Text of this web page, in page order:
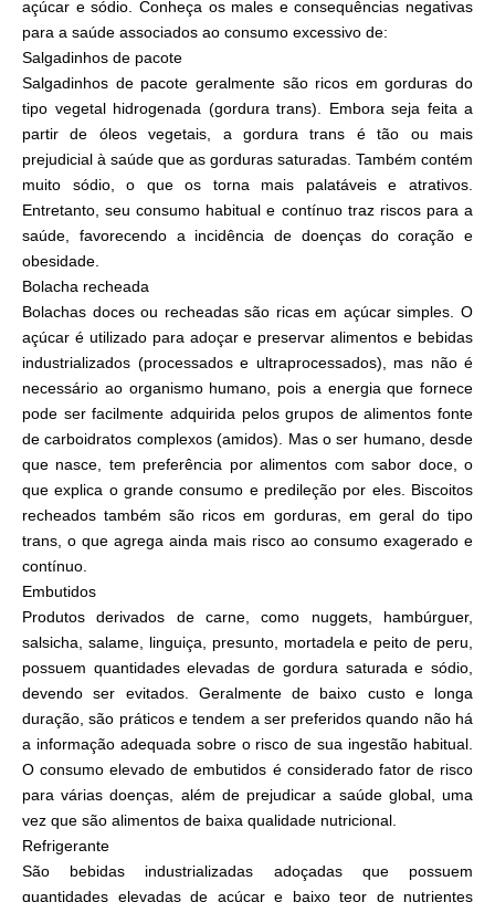
açúcar e sódio. Conheça os males e consequências negativas
para a saúde associados ao consumo excessivo de:
Salgadinhos de pacote
Salgadinhos de pacote geralmente são ricos em gorduras do
tipo vegetal hidrogenada (gordura trans). Embora seja feita a
partir de óleos vegetais, a gordura trans é tão ou mais
prejudicial à saúde que as gorduras saturadas. Também contém
muito sódio, o que os torna mais palatáveis e atrativos.
Entretanto, seu consumo habitual e contínuo traz riscos para a
saúde, favorecendo a incidência de doenças do coração e
obesidade.
Bolacha recheada
Bolachas doces ou recheadas são ricas em açúcar simples. O
açúcar é utilizado para adoçar e preservar alimentos e bebidas
industrializados (processados e ultraprocessados), mas não é
necessário ao organismo humano, pois a energia que fornece
pode ser facilmente adquirida pelos grupos de alimentos fonte
de carboidratos complexos (amidos). Mas o ser humano, desde
que nasce, tem preferência por alimentos com sabor doce, o
que explica o grande consumo e predileção por eles. Biscoitos
recheados também são ricos em gorduras, em geral do tipo
trans, o que agrega ainda mais risco ao consumo exagerado e
contínuo.
Embutidos
Produtos derivados de carne, como nuggets, hambúrguer,
salsicha, salame, linguiça, presunto, mortadela e peito de peru,
possuem quantidades elevadas de gordura saturada e sódio,
devendo ser evitados. Geralmente de baixo custo e longa
duração, são práticos e tendem a ser preferidos quando não há
a informação adequada sobre o risco de sua ingestão habitual.
O consumo elevado de embutidos é considerado fator de risco
para várias doenças, além de prejudicar a saúde global, uma
vez que são alimentos de baixa qualidade nutricional.
Refrigerante
São bebidas industrializadas adoçadas que possuem
quantidades elevadas de açúcar e baixo teor de nutrientes